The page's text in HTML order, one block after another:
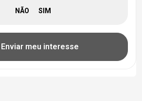
Enviar meu interesse